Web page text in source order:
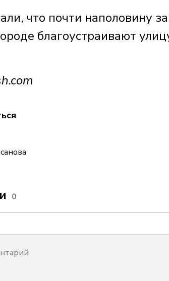
что почти наполовину
благоустраивают
0